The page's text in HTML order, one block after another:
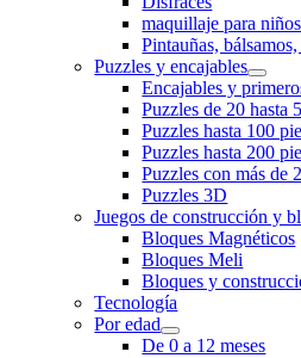
maquillaje para niños
Pintauñas,
Puzzles y encajables
Encajables y
Puzzles de 20 hasta
Puzzles hasta 100
Puzzles hasta 200
Puzzles con más de
Puzzles 3D
Juegos de construcción y
Bloques Magnéticos
Bloques Meli
Bloques y
Tecnología
Por edad
De 0 a 12 meses